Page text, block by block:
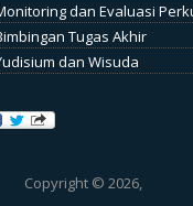
dan Evaluasi
Tugas Akhir
dan Wisuda
Copyright © 2026,